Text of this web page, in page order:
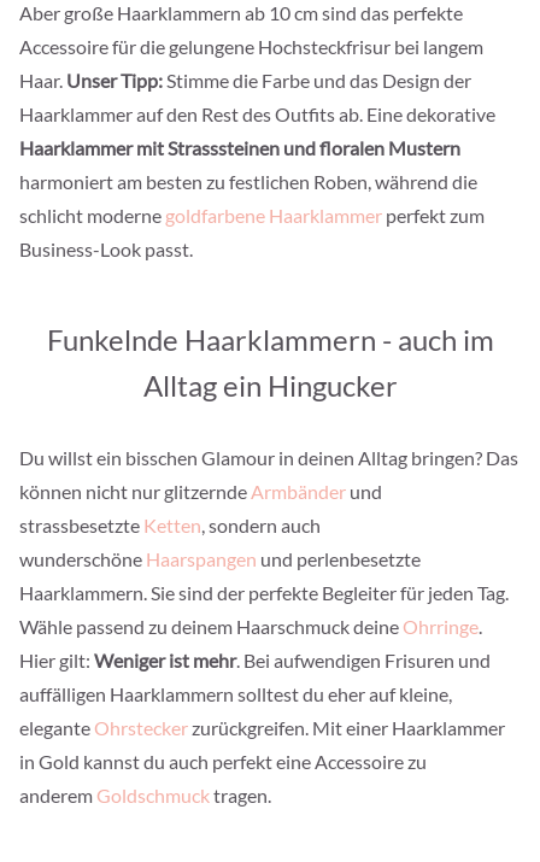
Aber große Haarklammern ab 10 cm sind das perfekte
Accessoire für die gelungene Hochsteckfrisur bei langem
Haar. Unser Tipp:Stimme die Farbe und das Design der
Haarklammer auf den Rest des Outfits ab. Eine dekorative
Haarklammer mit Strasssteinen und floralen Mustern
harmoniert am besten zu festlichen Roben, während die
schlicht moderne goldfarbene Haarklammer perfekt zum
Business-Look passt.
Funkelnde Haarklammern - auch im
Alltag ein Hingucker
Du willst ein bisschen Glamour in deinen Alltag bringen? Das
können nicht nur glitzerndeArmbänder und
strassbesetzte Ketten, sondern auch
wunderschöne Haarspangen und perlenbesetzte
Haarklammern. Sie sind der perfekte Begleiter für jeden Tag.
Wähle passend zu deinem Haarschmuck deine Ohrringe.
Hier gilt: Weniger ist mehr. Bei aufwendigen Frisuren und
auffälligen Haarklammern solltest du eher auf kleine,
elegante Ohrsteckerzurückgreifen. Mit einer Haarklammer
in Gold kannst du auch perfekt eine Accessoire zu
anderem Goldschmucktragen.